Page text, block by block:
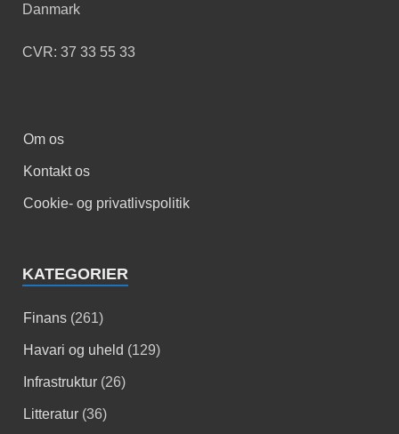
Danmark
CVR: 37 33 55 33
Om os
Kontakt os
Cookie- og privatlivspolitik
KATEGORIER
Finans (261)
Havari og uheld (129)
Infrastruktur (26)
Litteratur (36)